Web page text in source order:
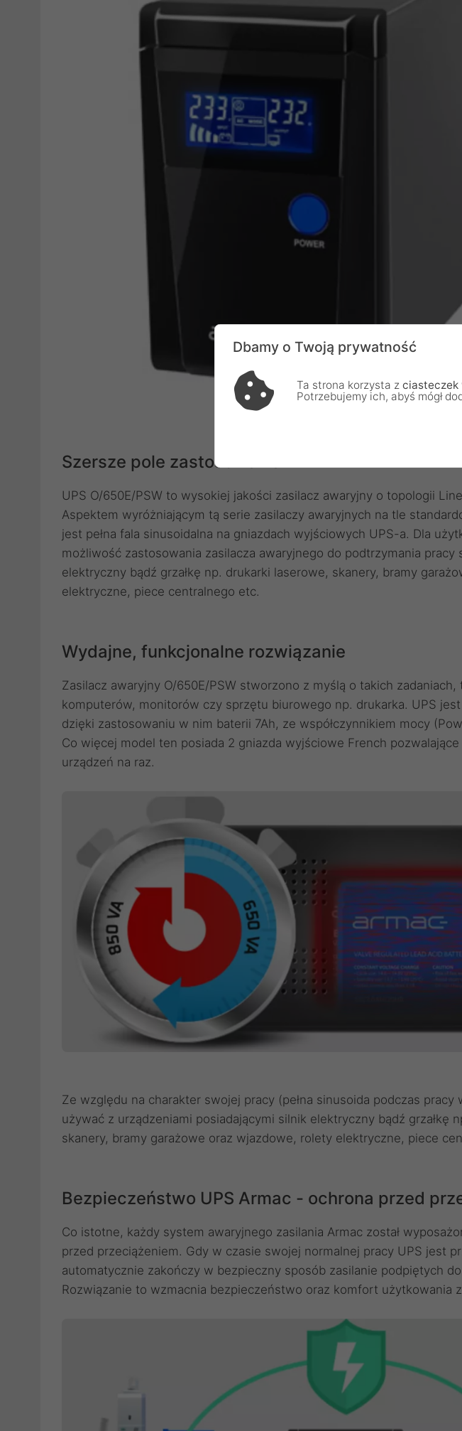
Szersze pole zastosowania
UPS O/650E/PSW to wysokiej jakości zasilacz awaryjny o topologii
Aspektem wyróżniającym tą serie zasilaczy awaryjnych na tle
jest pełna fala sinusoidalna na gniazdach wyjściowych UPS-a. Dla
możliwość zastosowania zasilacza awaryjnego do podtrzymania pracy
elektryczny bądź grzałkę np. drukarki laserowe, skanery, bramy
elektryczne, piece centralnego etc.
Wydajne, funkcjonalne rozwiązanie
Zasilacz awaryjny O/650E/PSW stworzono z myślą o takich zadaniach,
komputerów, monitorów czy sprzętu biurowego np. drukarka. UPS
dzięki zastosowaniu w nim baterii 7Ah, ze współczynnikiem mocy
Co więcej model ten posiada 2 gniazda wyjściowe French
urządzeń na raz.
Ze względu na charakter swojej pracy (pełna sinusoida podczas
używać z urządzeniami posiadającymi silnik elektryczny bądź grzałkę
skanery, bramy garażowe oraz wjazdowe, rolety elektryczne, piece
Bezpieczeństwo UPS Armac - ochrona przed
Co istotne, każdy system awaryjnego zasilania Armac został
przed przeciążeniem. Gdy w czasie swojej normalnej pracy UPS jest
automatycznie zakończy w bezpieczny sposób zasilanie podpiętych
Rozwiązanie to wzmacnia bezpieczeństwo oraz komfort użytkowania
Dbamy o Twoją prywatność
Ta strona korzysta z ciasteczek
Potrzebujemy ich, abyś mógł